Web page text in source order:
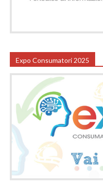
Expo Consumatori 2025